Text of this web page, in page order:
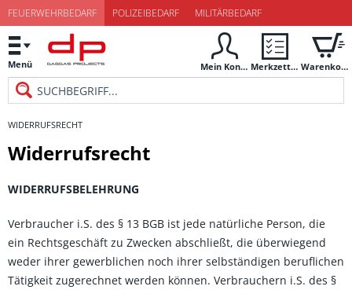
FEUERWEHRBEDARF POLIZEIBEDARF MILITÄRBEDARF
Menü Mein Konto Merkzettel Warenkorb
WIDERRUFSRECHT
Widerrufsrecht
WIDERRUFSBELEHRUNG
Verbraucher i.S. des § 13 BGB ist jede natürliche Person, die
ein Rechtsgeschäft zu Zwecken abschließt, die überwiegend
weder ihrer gewerblichen noch ihrer selbständigen beruflichen
Tätigkeit zugerechnet werden können. Verbrauchern i.S. des §